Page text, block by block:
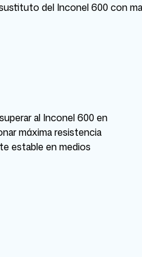
del Inconel 600 con
al Inconel 600 en
máxima resistencia
estable en medios